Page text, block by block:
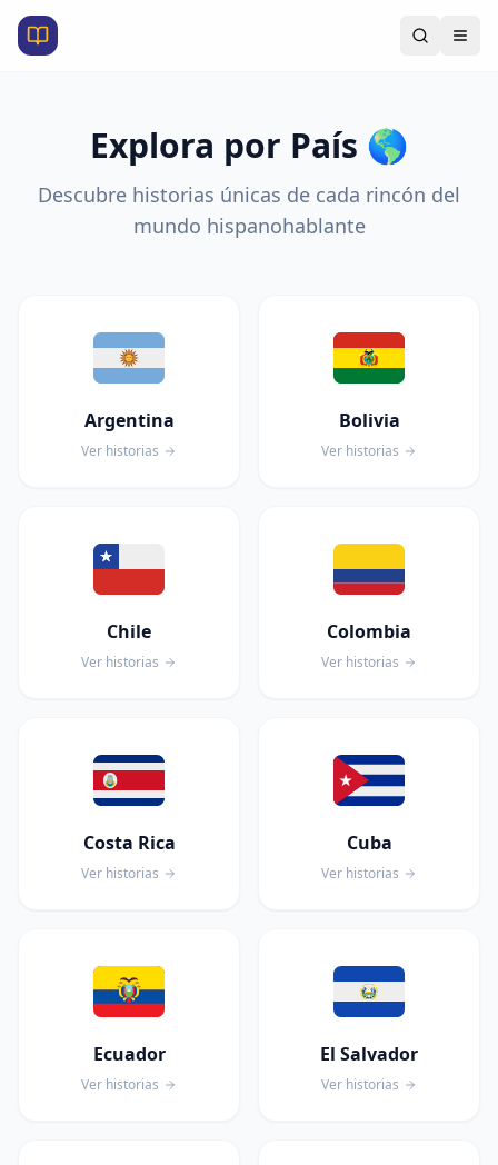
Explora por País 🌎
Descubre historias únicas de cada rincón del
mundo hispanohablante
Argentina
Ver historias
Bolivia
Ver historias
Chile
Ver historias
Colombia
Ver historias
Costa Rica
Ver historias
Cuba
Ver historias
Ecuador
Ver historias
El Salvador
Ver historias